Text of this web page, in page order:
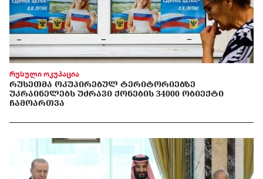
რუსული ოკუპაცია
ᲠᲣᲡᲔᲗᲛᲐ ᲝᲙᲣᲞᲘᲠᲔᲑᲣᲚ ᲢᲔᲠᲘᲢᲝᲠᲘᲔᲑᲖᲔ
ᲣᲙᲠᲐᲘᲜᲔᲚᲔᲑᲡ ᲣᲫᲠᲐᲕᲘ ᲥᲝᲜᲔᲑᲘᲡ 34000 ᲝᲑᲘᲔᲥᲢᲘ
ᲩᲐᲛᲝᲐᲠᲗᲕᲐ